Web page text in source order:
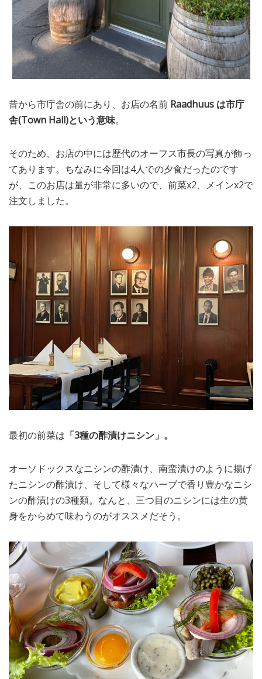
昔から市庁舎の前にあり、お店の名前 Raadhuus は市庁
舎(Town Hall)という意味。
そのため、お店の中には歴代のオーフス市長の写真が飾っ
てあります。ちなみに今回は4人での夕食だったのです
が、このお店は量が非常に多いので、前菜x2、メインx2で
注文しました。
最初の前菜は 「3種の酢漬けニシン」。
オーソドックスなニシンの酢漬け、南蛮漬けのように揚げ
たニシンの酢漬け、そして様々なハーブで香り豊かなニシ
ンの酢漬けの3種類。なんと、三つ目のニシンには生の黄
身をからめて味わうのがオススメだそう。